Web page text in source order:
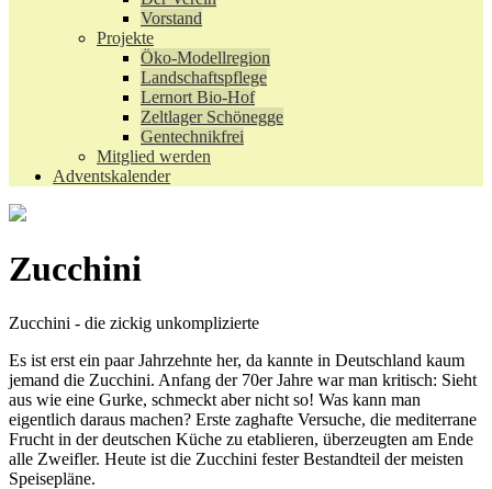
Vorstand
Projekte
Öko-Modellregion
Landschaftspflege
Lernort Bio-Hof
Zeltlager Schönegge
Gentechnikfrei
Mitglied werden
Adventskalender
Zucchini
Zucchini - die zickig unkomplizierte
Es ist erst ein paar Jahrzehnte her, da kannte in Deutschland kaum
jemand die Zucchini. Anfang der 70er Jahre war man kritisch: Sieht
aus wie eine Gurke, schmeckt aber nicht so! Was kann man
eigentlich daraus machen? Erste zaghafte Versuche, die mediterrane
Frucht in der deutschen Küche zu etablieren, überzeugten am Ende
alle Zweifler. Heute ist die Zucchini fester Bestandteil der meisten
Speisepläne.